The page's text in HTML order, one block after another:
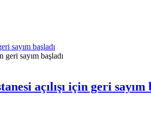
sayım başladı
açılışı için geri sayım